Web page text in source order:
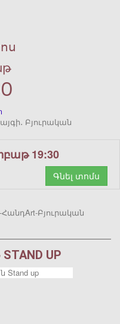
Բյուրական
19:30
Գնել տոմս
Բյուրական
UP